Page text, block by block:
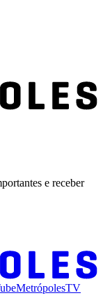
e receber
MetrópolesTV